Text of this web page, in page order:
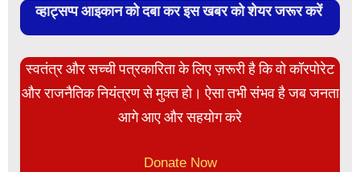
व्हाट्सप्प आइकान को दबा कर इस खबर को शेयर जरूर करें
स्वतंत्र और सच्ची पत्रकारिता के लिए ज़रूरी है कि वो कॉरपोरेट
और राजनैतिक नियंत्रण से मुक्त हो। ऐसा तभी संभव है जब जनता
आगे आए और सहयोग करे
Donate Now